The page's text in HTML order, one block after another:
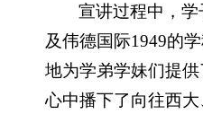
宣讲过程中，
及伟德国际1949的
地为学弟学妹们提
心中播下了向往西大